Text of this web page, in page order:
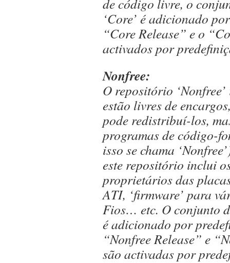
de código livre, o
‘Core’ é adicionado
“Core Release” e o
activados por
Nonfree:
O repositório
estão livres de
pode redistribuí-los,
programas de código-
isso se chama
este repositório inclui
proprietários das
ATI, ‘firmware’ para
Fios… etc. O conjunto
é adicionado por
“Nonfree Release” e
são activadas por